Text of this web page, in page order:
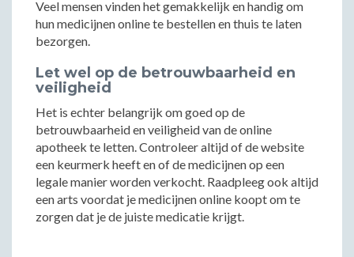
Veel mensen vinden het gemakkelijk en handig om
hun medicijnen online te bestellen en thuis te laten
bezorgen.
Let wel op de betrouwbaarheid en
veiligheid
Het is echter belangrijk om goed op de
betrouwbaarheid en veiligheid van de online
apotheek te letten. Controleer altijd of de website
een keurmerk heeft en of de medicijnen op een
legale manier worden verkocht. Raadpleeg ook altijd
een arts voordat je medicijnen online koopt om te
zorgen dat je de juiste medicatie krijgt.